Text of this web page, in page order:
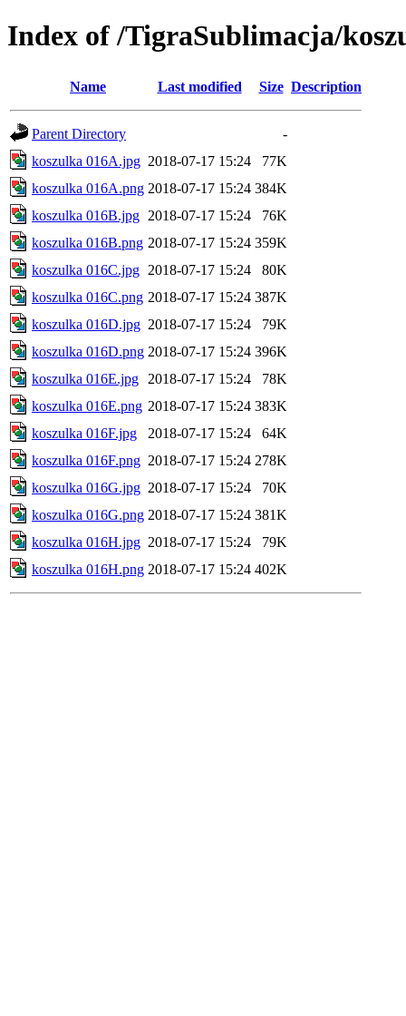
Index of /TigraSublimacja/
Name Last modified Size Description
Parent Directory
-
koszulka 016A.jpg 2018-07-17 15:24
77K
koszulka 016A.png 2018-07-17 15:24 384K
koszulka 016B.jpg 2018-07-17 15:24
76K
koszulka 016B.png 2018-07-17 15:24 359K
koszulka 016C.jpg 2018-07-17 15:24
80K
koszulka 016C.png 2018-07-17 15:24 387K
koszulka 016D.jpg 2018-07-17 15:24
79K
koszulka 016D.png 2018-07-17 15:24 396K
koszulka 016E.jpg
2018-07-17 15:24
78K
koszulka 016E.png 2018-07-17 15:24 383K
koszulka 016F.jpg
2018-07-17 15:24
64K
koszulka 016F.png 2018-07-17 15:24 278K
koszulka 016G.jpg 2018-07-17 15:24
70K
koszulka 016G.png 2018-07-17 15:24 381K
koszulka 016H.jpg 2018-07-17 15:24
79K
koszulka 016H.png 2018-07-17 15:24 402K